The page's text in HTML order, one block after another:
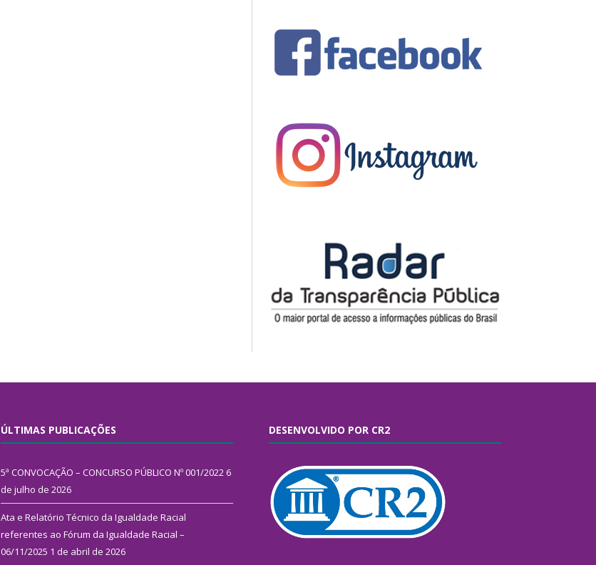
ÚLTIMAS PUBLICAÇÕES
5ª CONVOCAÇÃO – CONCURSO PÚBLICO Nº 001/2022 6
de julho de 2026
Ata e Relatório Técnico da Igualdade Racial
referentes ao Fórum da Igualdade Racial –
06/11/2025 1 de abril de 2026
DESENVOLVIDO POR CR2